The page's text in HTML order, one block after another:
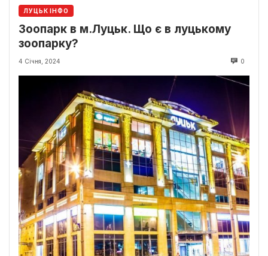
ЛУЦЬК ІНФО
Зоопарк в м.Луцьк. Що є в луцькому
зоопарку?
4 Січня, 2024 0